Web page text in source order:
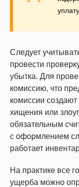
Следует
провести
убытка. Для
комиссию, что
комиссии
хищения или
обязательным
с оформлением
работает
На практике все
ущерба можно